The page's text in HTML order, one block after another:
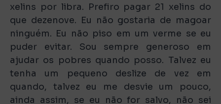
xelins por libra. Prefiro pagar 21 xelins do
que dezenove. Eu não gostaria de magoar
ninguém. Eu não piso em um verme se eu
puder evitar. Sou sempre generoso em
ajudar os pobres quando posso. Talvez eu
tenha um pequeno deslize de vez em
quando, talvez eu me desvie um pouco,
ainda assim, se eu não for salvo, não sei